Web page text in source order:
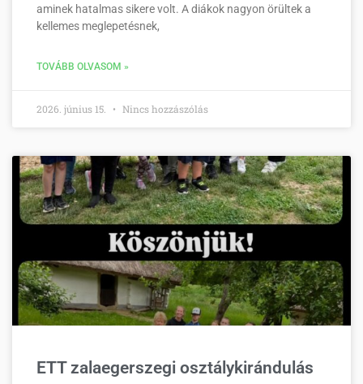
aminek hatalmas sikere volt. A diákok nagyon örültek a
kellemes meglepetésnek,
TOVÁBB OLVASOM »
2026. június 15. Nincs hozzászólás
ETT zalaegerszegi osztálykirándulás